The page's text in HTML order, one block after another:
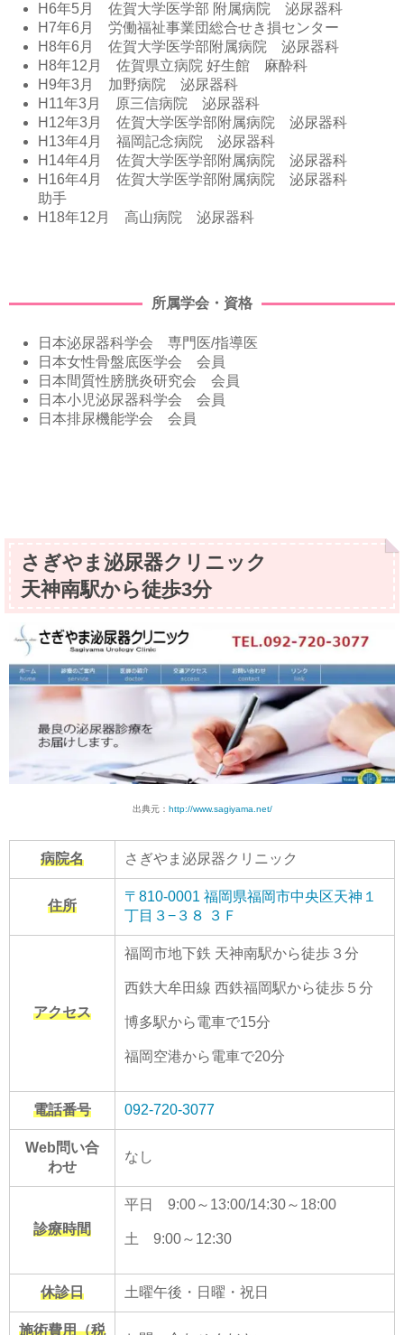
H6年5月 佐賀大学医学部 附属病院 泌尿器科
H7年6月 労働福祉事業団総合せき損センター
H8年6月 佐賀大学医学部附属病院 泌尿器科
H8年12月 佐賀県立病院 好生館 麻酔科
H9年3月 加野病院 泌尿器科
H11年3月 原三信病院 泌尿器科
H12年3月 佐賀大学医学部附属病院 泌尿器科
H13年4月 福岡記念病院 泌尿器科
H14年4月 佐賀大学医学部附属病院 泌尿器科
H16年4月 佐賀大学医学部附属病院 泌尿器科
助手
H18年12月 高山病院 泌尿器科
所属学会・資格
日本泌尿器科学会 専門医/指導医
日本女性骨盤底医学会 会員
日本間質性膀胱炎研究会 会員
日本小児泌尿器科学会 会員
日本排尿機能学会 会員
さぎやま泌尿器クリニック
天神南駅から徒歩3分
出典元： http://www.sagiyama.net/
病院名 さぎやま泌尿器クリニック
住所
〒810-0001 福岡県福岡市中央区天神１
丁目３−３８ ３Ｆ
アクセス
福岡市地下鉄 天神南駅から徒歩３分
西鉄大牟田線 西鉄福岡駅から徒歩５分
博多駅から電車で15分
福岡空港から電車で20分
電話番号 092-720-3077
Web問い合
わせ
なし
診療時間
平日 9:00～13:00/14:30～18:00
土 9:00～12:30
休診日 土曜午後・日曜・祝日
施術費用（税